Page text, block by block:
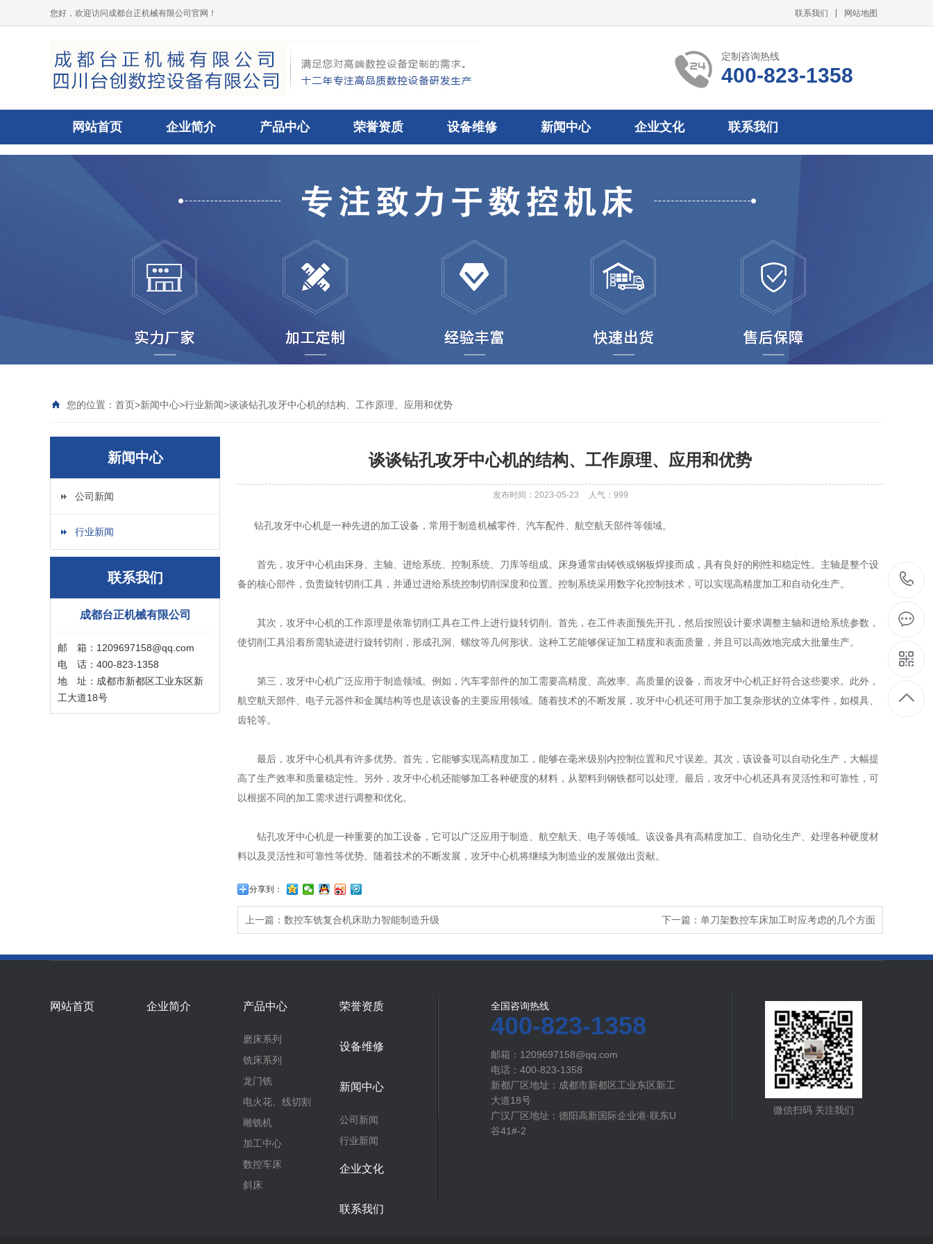
您好，欢迎访问成都台正机械有限公司官网！ 联系我们 网站地图
定制咨询热线
400-823-1358
网站首页 企业简介 产品中心 荣誉资质 设备维修 新闻中心 企业文化 联系我们
您的位置： 首页>新闻中心>行业新闻>谈谈钻孔攻牙中心机的结构、工作原理、应用和优势
新闻中心
公司新闻
行业新闻
联系我们
成都台正机械有限公司
邮 箱：1209697158@qq.com
电 话：400-823-1358
地 址：成都市新都区工业东区新
工大道18号
谈谈钻孔攻牙中心机的结构、工作原理、应用和优势
发布时间：2023-05-23 人气： 999
钻孔攻牙中心机是一种先进的加工设备，常用于制造机械零件、汽车配件、航空航天部件等领域。
首先，攻牙中心机由床身、主轴、进给系统、控制系统、刀库等组成。床身通常由铸铁或钢板焊接而成，具有良好的刚性和稳定性。主轴是整个设
备的核心部件，负责旋转切削工具，并通过进给系统控制切削深度和位置。控制系统采用数字化控制技术，可以实现高精度加工和自动化生产。
其次，攻牙中心机的工作原理是依靠切削工具在工件上进行旋转切削。首先，在工件表面预先开孔，然后按照设计要求调整主轴和进给系统参数，
使切削工具沿着所需轨迹进行旋转切削，形成孔洞、螺纹等几何形状。这种工艺能够保证加工精度和表面质量，并且可以高效地完成大批量生产。
第三，攻牙中心机广泛应用于制造领域。例如，汽车零部件的加工需要高精度、高效率、高质量的设备，而攻牙中心机正好符合这些要求。此外，
航空航天部件、电子元器件和金属结构等也是该设备的主要应用领域。随着技术的不断发展，攻牙中心机还可用于加工复杂形状的立体零件，如模具、
齿轮等。
最后，攻牙中心机具有许多优势。首先，它能够实现高精度加工，能够在毫米级别内控制位置和尺寸误差。其次，该设备可以自动化生产，大幅提
高了生产效率和质量稳定性。另外，攻牙中心机还能够加工各种硬度的材料，从塑料到钢铁都可以处理。最后，攻牙中心机还具有灵活性和可靠性，可
以根据不同的加工需求进行调整和优化。
钻孔攻牙中心机是一种重要的加工设备，它可以广泛应用于制造、航空航天、电子等领域。该设备具有高精度加工、自动化生产、处理各种硬度材
料以及灵活性和可靠性等优势。随着技术的不断发展，攻牙中心机将继续为制造业的发展做出贡献。
分享到：
上一篇：数控车铣复合机床助力智能制造升级 下一篇：单刀架数控车床加工时应考虑的几个方面
网站首页 企业简介 产品中心
磨床系列
铣床系列
龙门铣
电火花、线切割
雕铣机
加工中心
数控车床
斜床
荣誉资质
设备维修
新闻中心
公司新闻
行业新闻
企业文化
联系我们
全国咨询热线
400-823-1358
邮箱：1209697158@qq.com
电话：400-823-1358
新都厂区地址：成都市新都区工业东区新工
大道18号
广汉厂区地址：德阳高新国际企业港·联东U
谷41#-2
微信扫码 关注我们